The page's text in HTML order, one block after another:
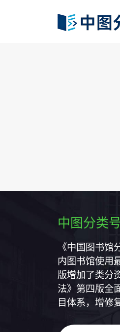
中图分类
《中国图书
内图书馆使用
版增加了类分
法》第四版全
目体系，增修